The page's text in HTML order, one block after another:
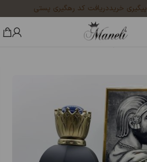
پیگیری خریددریافت کد رهگیری پستی
ادکلن مردانه
×